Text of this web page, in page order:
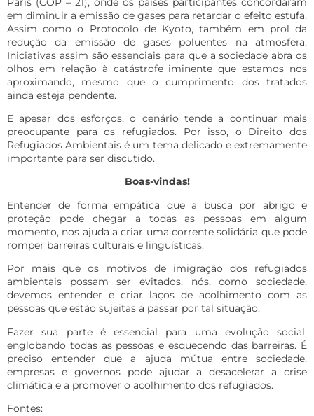
em diminuir a emissão de gases para retardar o efeito estufa.
Assim como o Protocolo de Kyoto, também em prol da
redução da emissão de gases poluentes na atmosfera.
Iniciativas assim são essenciais para que a sociedade abra os
olhos em relação à catástrofe iminente que estamos nos
aproximando, mesmo que o cumprimento dos tratados
ainda esteja pendente.
E apesar dos esforços, o cenário tende a continuar mais
preocupante para os refugiados. Por isso, o Direito dos
Refugiados Ambientais é um tema delicado e extremamente
importante para ser discutido.
Boas-vindas!
Entender de forma empática que a busca por abrigo e
proteção pode chegar a todas as pessoas em algum
momento, nos ajuda a criar uma corrente solidária que pode
romper barreiras culturais e linguísticas.
Por mais que os motivos de imigração dos refugiados
ambientais possam ser evitados, nós, como sociedade,
devemos entender e criar laços de acolhimento com as
pessoas que estão sujeitas a passar por tal situação.
Fazer sua parte é essencial para uma evolução social,
englobando todas as pessoas e esquecendo das barreiras. É
preciso entender que a ajuda mútua entre sociedade,
empresas e governos pode ajudar a desacelerar a crise
climática e a promover o acolhimento dos refugiados.
Fontes: